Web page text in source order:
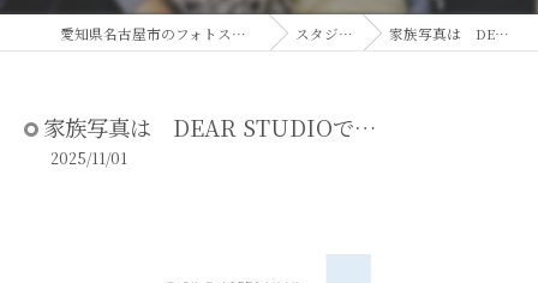
愛知県名古屋市のフォトスタジオならDEAR STUDIO スタジオコラム 家族写真は DEAR STUDIOで…
家族写真は DEAR STUDIOで…
2025/11/01